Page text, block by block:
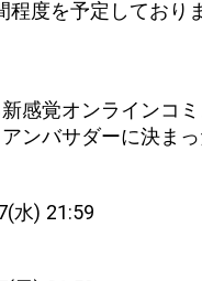
度を予定しており
感覚オンラインコミ
ンバサダーに決ま
水) 21:59